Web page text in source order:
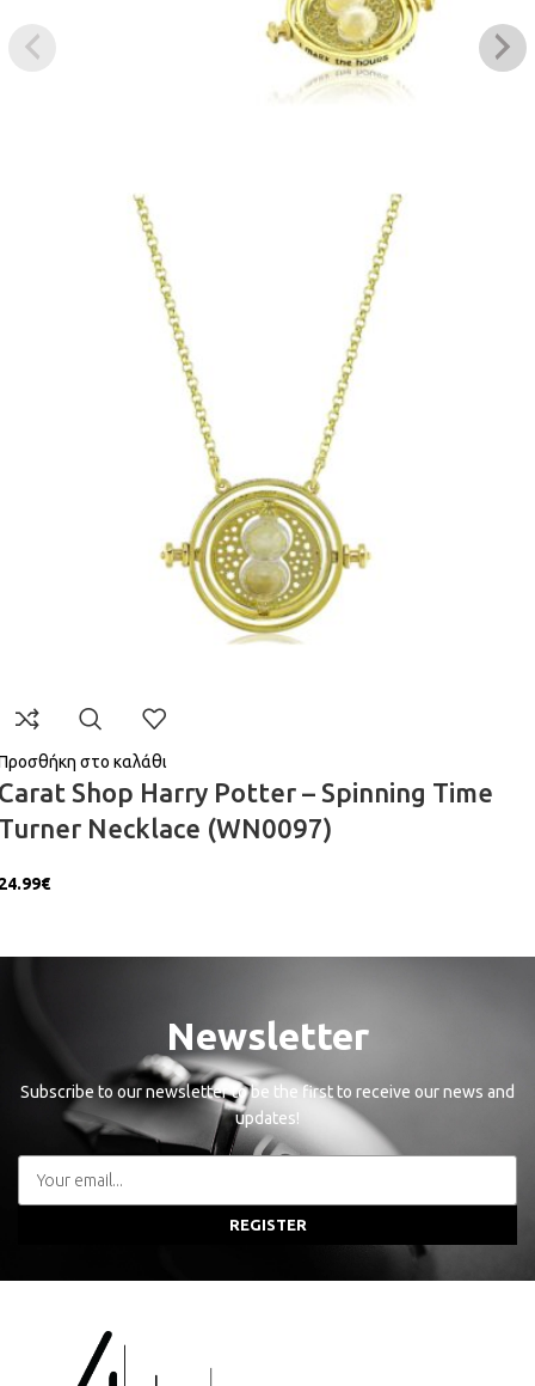
στο καλάθι
Shop Harry Potter – Spinning Time
Necklace (WN0097)
€
Newsletter
Subscribe to our newsletter to be the first to receive our news and
updates!
REGISTER